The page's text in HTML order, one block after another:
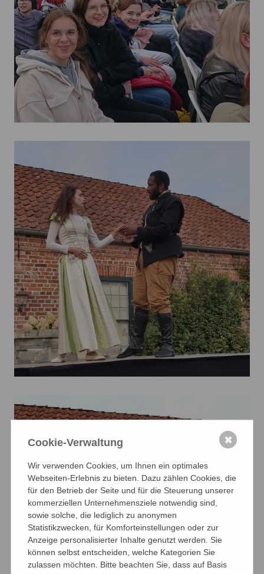
Cookie-Verwaltung
Wir verwenden Cookies, um Ihnen ein optimales
Webseiten-Erlebnis zu bieten. Dazu zählen Cookies, die
für den Betrieb der Seite und für die Steuerung unserer
kommerziellen Unternehmensziele notwendig sind,
sowie solche, die lediglich zu anonymen
Statistikzwecken, für Komforteinstellungen oder zur
Anzeige personalisierter Inhalte genutzt werden. Sie
können selbst entscheiden, welche Kategorien Sie
zulassen möchten. Bitte beachten Sie, dass auf Basis
✖